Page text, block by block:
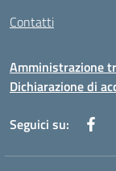
Contatti
Amministrazione
Dichiarazione di
Seguici su: